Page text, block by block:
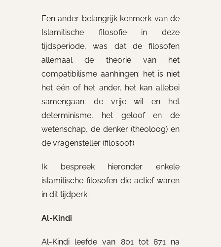
Een ander belangrijk kenmerk van de
Islamitische filosofie in deze
tijdsperiode, was dat de filosofen
allemaal de theorie van het
compatibilisme aanhingen: het is niet
het één of het ander, het kan allebei
samengaan: de vrije wil en het
determinisme, het geloof en de
wetenschap, de denker (theoloog) en
de vragensteller (filosoof).
Ik bespreek hieronder enkele
islamitische filosofen die actief waren
in dit tijdperk:
Al-Kindi
Al-Kindi leefde van 801 tot 871 na